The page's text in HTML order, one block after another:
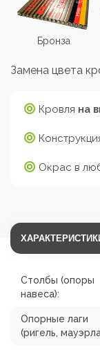
Бронза
Замена цвета
Кровля на
Окрас в
Столбы (опоры
навеса):
Опорные лаги
(ригель,